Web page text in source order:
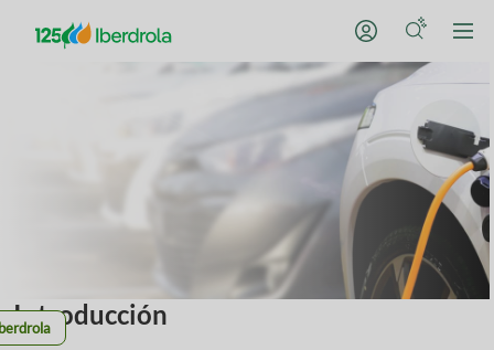
Introducción